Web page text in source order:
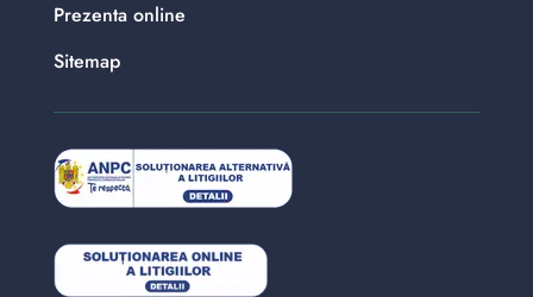
Prezenta online
Sitemap